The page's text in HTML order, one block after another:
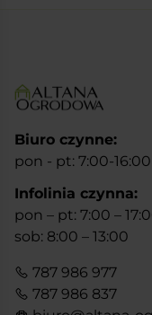
Biuro czynne:
pon - pt: 7:00-16:00
Infolinia czynna:
pon – pt: 7:00 –
sob: 8:00 – 13:00
787 986 977
787 986 837